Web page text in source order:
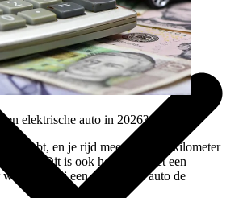
elektrische auto in 2026?
hebt, en je rijd meer dan 500 kilometer
Dit is ook het geval met een
werkt het bij een elektrische auto de